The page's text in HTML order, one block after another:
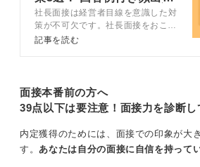
成長していけるかというところも大
が多いです。
か、それともプライベートとのバラン
のか、といった点にまで踏み込まれる
い質問をされる場合もあります。
問も
社長面接は経営者目線を意識した対
策が不可欠です。社長面接をおこな
う企業は採用をかなり重視している
の回答例などを、キャリアコンサル
タントとともに解説するので、参考
にして内定を掴み取ってください。
記事を読む
面接本番前の方へ
39点以下は要注意！面接力を診断
内定獲得のためには、面接での印象が大
す。 あなたは自分の面接に自信を持って